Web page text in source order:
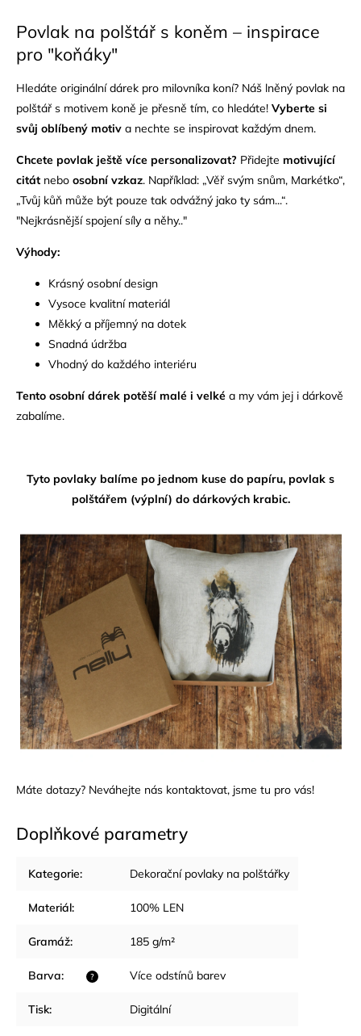
Povlak na polštář s koněm – inspirace
pro "koňáky"
Hledáte originální dárek pro milovníka koní? Náš lněný povlak na
polštář s motivem koně je přesně tím, co hledáte! Vyberte si
svůj oblíbený motiv a nechte se inspirovat každým dnem.
Chcete povlak ještě více personalizovat? Přidejte motivující
citát nebo osobní vzkaz. Například: „Věř svým snům, Markétko“,
„Tvůj kůň může být pouze tak odvážný jako ty sám...“.
"Nejkrásnější spojení síly a něhy.."
Výhody:
Krásný osobní design
Vysoce kvalitní materiál
Měkký a příjemný na dotek
Snadná údržba
Vhodný do každého interiéru
Tento osobní dárek potěší malé i velké a my vám jej i dárkově
zabalíme.
Tyto povlaky balíme po jednom kuse do papíru, povlak s
polštářem (výplní) do dárkových krabic.
Máte dotazy? Neváhejte nás kontaktovat, jsme tu pro vás!
Doplňkové parametry
Kategorie: Dekorační povlaky na polštářky
Materiál: 100% LEN
Gramáž: 185 g/m²
?
Barva: Více odstínů barev
Tisk: Digitální